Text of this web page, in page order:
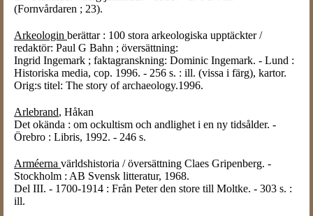
(Fornvårdaren ; 23).
Arkeologin berättar : 100 stora arkeologiska upptäckter /
redaktör: Paul G Bahn ; översättning:
Ingrid Ingemark ; faktagranskning: Dominic Ingemark. - Lund :
Historiska media, cop. 1996. - 256 s. : ill. (vissa i färg), kartor.
Orig:s titel: The story of archaeology.1996.
Arlebrand, Håkan
Det okända : om ockultism och andlighet i en ny tidsålder. -
Örebro : Libris, 1992. - 246 s.
Arméerna världshistoria / översättning Claes Gripenberg. -
Stockholm : AB Svensk litteratur, 1968.
Del III. - 1700-1914 : Från Peter den store till Moltke. - 303 s. :
ill.